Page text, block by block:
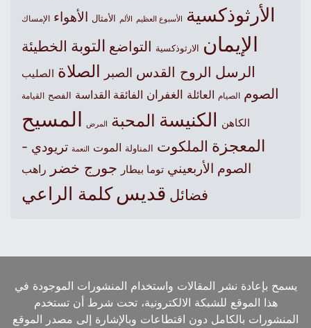
الأرثوذكسية الأسبوع العظيم الألم الأمثال الأهواء الإمساك
الإيمان الارثوذكسية التواضع التوبة الخطيئة
الرسل الروح القدس الصبر الصلاة الصليب
الصوم الصيام العائلة الغفران الفائقة القداسة الفصح القيامة
الكاهن الكنيسةالمحبة المرض المسيح
المعجزة الملكوت المناولة الموت النعمة تريودي -
الصوم الأربعيني توما بيطار جورج خضر راهب
فضائل قديس كلمة الراعي
يسمح بإعادة نشر المقالات واستخدام المنشورات الموجودة في
هذا الموقع للشبكة الالكترونية، تحت شرط أن تستخدم
المنشورات بالكامل دون اقتطاعات وبالإشارة إلى مصدر الموقع